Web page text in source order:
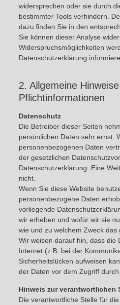
widersprechen oder sie durch
bestimmter Tools verhindern.
dazu finden Sie in den
Sie können dieser Analyse
Widerspruchsmöglichkeiten
Datenschutzerklärung
2. Allgemeine
Pflichtinformationen
Datenschutz
Die Betreiber dieser Seiten
persönlichen Daten sehr ernst.
personenbezogenen Daten
der gesetzlichen
Datenschutzerklärung. Eine
nicht.
Wenn Sie diese Website
personenbezogene Daten
vorliegende
wir erheben und wofür wir sie
wie und zu welchem Zweck das
Wir weisen darauf hin, dass die
Internet (z.B. bei der
Sicherheitslücken aufweisen
der Daten vor dem Zugriff
Hinweis zur verantwortlichen
Die verantwortliche Stelle für